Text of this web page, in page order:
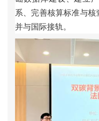
系、 完善核算标准与核
并与国际接轨。